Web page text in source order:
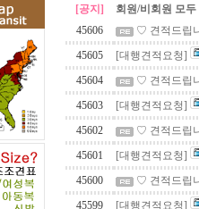
[공지]
회원/비회원 모
45606
♡ 견적드립
45605
[대행견적요청]
45604
♡ 견적드립
45603
[대행견적요청]
45602
♡ 견적드립
45601
[대행견적요청]
45600
♡ 견적드립
45599
[대행견적요청]